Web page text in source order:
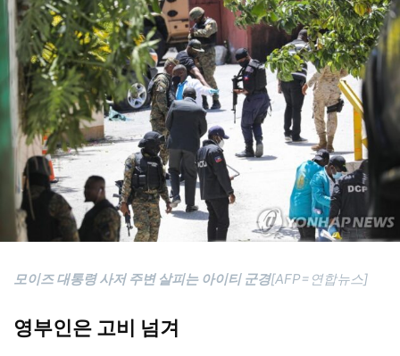
모이즈 대통령 사저 주변 살피는 아이티 군경[AFP=연합뉴스]
영부인은 고비 넘겨